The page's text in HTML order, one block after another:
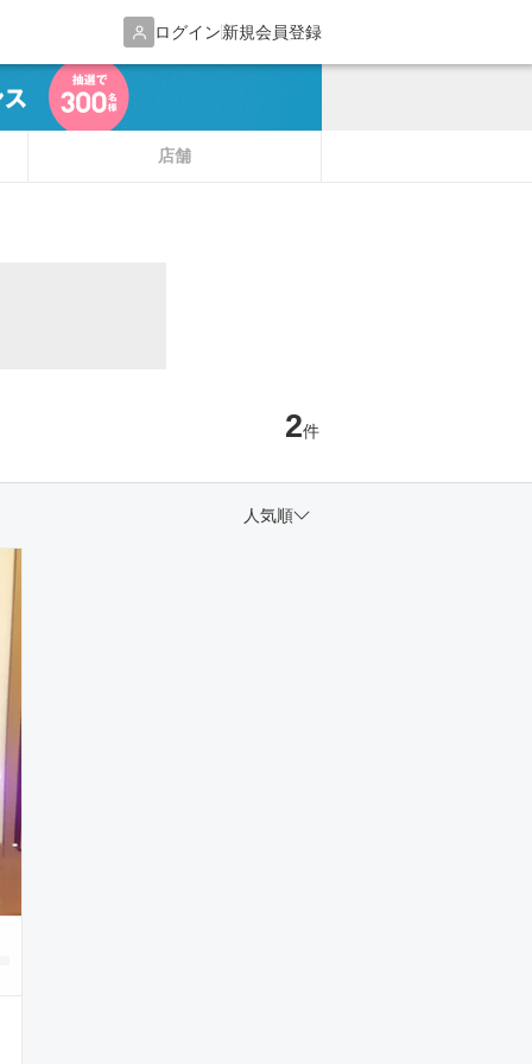
ログイン新規会員登録
店舗
2件
人気順